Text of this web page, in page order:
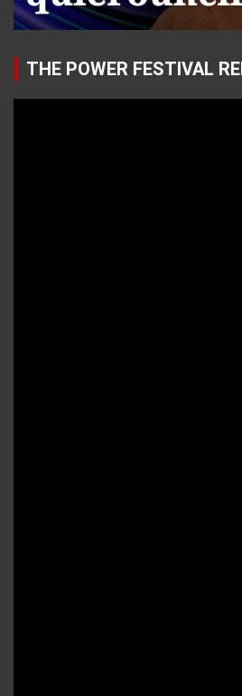
THE POWER FESTIVAL